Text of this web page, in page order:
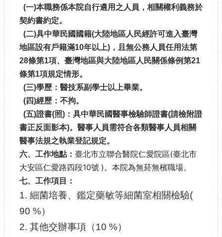
(一)本職務係本院自行遴用之人員，相關權利義務於
契約書約定。
(二)具中華民國國籍(大陸地區人民經許可進入臺灣
地區設有戶籍滿10年以上)，且無公務人員任用法第
28條第1項、臺灣地區與大陸地區人民關係條例第21
條第1項規定情形。
(三)學歷：醫技系副學士以上畢業。
(四)經歷：不拘。
(五)證書(照)：具中華民國醫事檢驗師證書(請檢附證
書正反面影本)。醫事人員需符合各類醫事人員相關
醫事法規之執業登記規定。
六、工作地點： 臺北市立聯合醫院仁愛院區(臺北市
大安區仁愛路四段10號 )。本院為無菸無檳職場。
七、工作項目：
1. 細菌培養、鑑定藥敏等細菌室相關檢驗(
90 %）
2. 其他交辦事項（10 %）